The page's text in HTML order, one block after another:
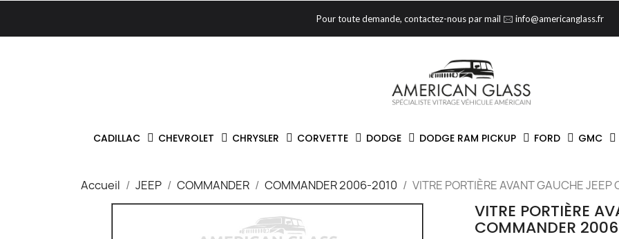
Pour toute demande, contactez-nous par mail 🖂 info@americanglass.fr
CADILLAC CHEVROLET CHRYSLER CORVETTE DODGE DODGE RAM PICKUP FORD GMC
Accueil JEEP COMMANDER COMMANDER 2006-2010 VITRE PORTIÈRE AVANT GAUCHE
VITRE PORTIÈRE
COMMANDER